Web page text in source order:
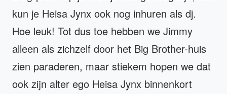
kun je Heisa Jynx ook nog inhuren als dj.
Hoe leuk! Tot dus toe hebben we Jimmy
alleen als zichzelf door het Big Brother-huis
zien paraderen, maar stiekem hopen we dat
ook zijn alter ego Heisa Jynx binnenkort